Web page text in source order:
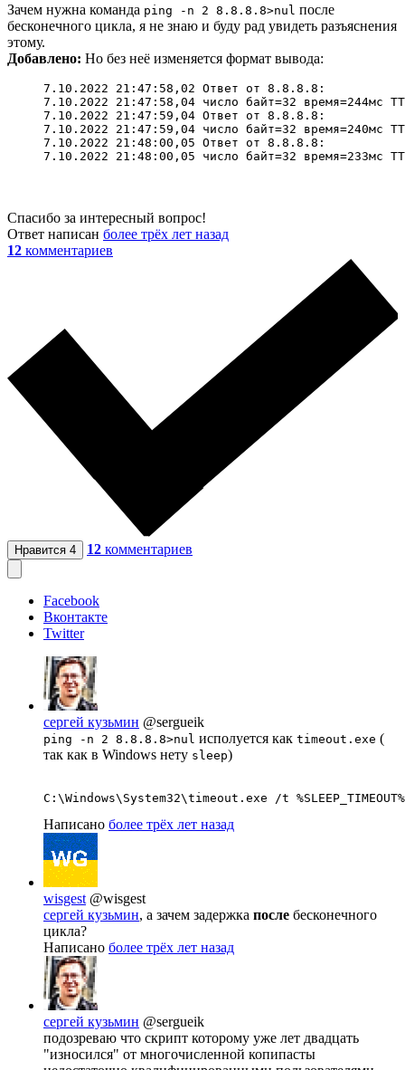
Зачем нужна команда ping -n 2 8.8.8.8>nul после
бесконечного цикла, я не знаю и буду рад увидеть разъяснения
этому.
Добавлено: Но без неё изменяется формат вывода:
7.10.2022 21:47:58,02 Ответ от 8.8.8.8:
7.10.2022 21:47:58,04 число байт=32 время=244мс
7.10.2022 21:47:59,04 Ответ от 8.8.8.8:
7.10.2022 21:47:59,04 число байт=32 время=240мс
7.10.2022 21:48:00,05 Ответ от 8.8.8.8:
7.10.2022 21:48:00,05 число байт=32 время=233мс
Спасибо за интересный вопрос!
Ответ написан более трёх лет назад
12 комментариев
Нравится 4 12 комментариев
Facebook
Вконтакте
Twitter
сергей кузьмин @sergueik
ping -n 2 8.8.8.8>nul исполуется как timeout.exe (
так как в Windows нету sleep)
C:\Windows\System32\timeout.exe /t
Написано более трёх лет назад
wisgest @wisgest
сергей кузьмин, а зачем задержка после бесконечного
цикла?
Написано более трёх лет назад
сергей кузьмин @sergueik
подозреваю что скрипт которому уже лет двадцать
"износился" от многочисленной копипасты